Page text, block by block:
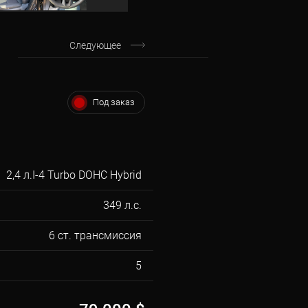
Следующее
Под заказ
2,4 л.I-4 Turbo DOHC Hybrid
349 л.с.
6 ст. трансмиссия
5